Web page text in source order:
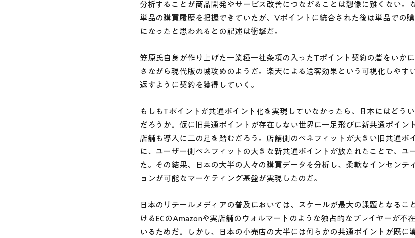
分析することが商品開発やサービス改善につながることは想像に難くない。
単品の購買履歴を把握できていたが、Vポイントに統合された後は単品での
になったと思われるとの記述は衝撃だ。
笠原氏自身が作り上げた一業種一社条項の入ったTポイント契約の砦をいか
さながら現代版の城攻めのようだ。楽天による送客効果という可視化しやす
返すように契約を獲得していく。
もしもTポイントが共通ポイント化を実現していなかったら、日本にはどう
だろうか。仮に旧共通ポイントが存在しない世界に一足飛びに新共通ポイン
店舗も導入に二の足を踏むだろう。店舗側のベネフィットが大きい旧共通ポ
に、ユーザー側ベネフィットの大きな新共通ポイントが放たれたことで、ユ
た。その結果、日本の大半の人々の購買データを分析し、柔軟なインセンテ
ョンが可能なマーケティング基盤が実現したのだ。
日本のリテールメディアの普及においては、スケールが最大の課題となるこ
けるECのAmazonや実店舗のウォルマートのような独占的なプレイヤーが不
いるためだ。しかし、日本の小売店の大半には何らかの共通ポイントが既に